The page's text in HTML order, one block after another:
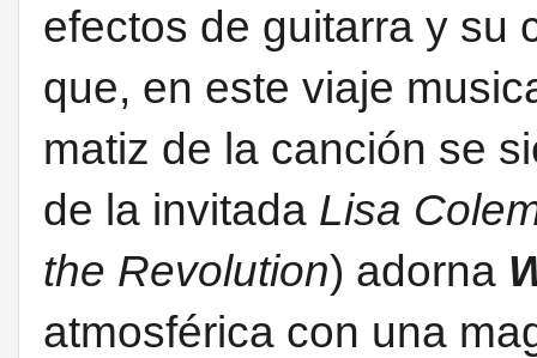
efectos de guitarra y su
que, en este viaje
matiz de la canción se
de la invitada Lisa
the Revolution) adorna
atmosférica con una